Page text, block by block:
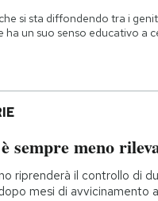
si sta diffondendo tra i
ha un suo senso educativo a
sempre meno
riprenderà il controllo di
mesi di avvicinamento